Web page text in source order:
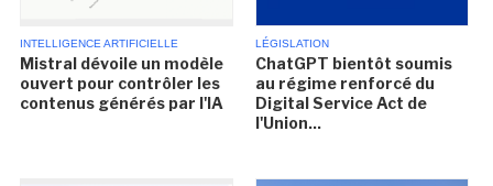
INTELLIGENCE ARTIFICIELLE
Mistral dévoile un modèle
ouvert pour contrôler les
contenus générés par l'IA
LÉGISLATION
ChatGPT bientôt soumis
au régime renforcé du
Digital Service Act de
l'Union...